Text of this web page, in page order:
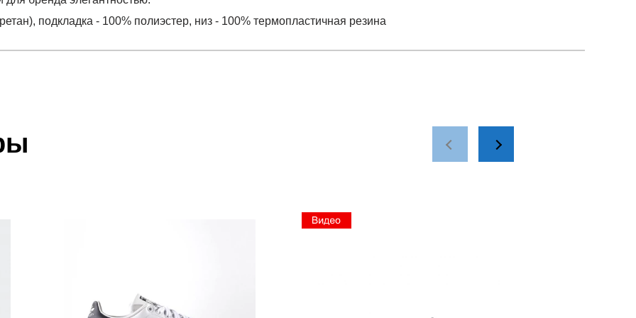
подкладка - 100% полиэстер, низ - 100% термопластичная резина